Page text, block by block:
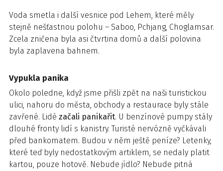
Voda smetla i další vesnice pod Lehem, které měly
stejně nešťastnou polohu – Saboo, Pchjang, Choglamsar.
Zcela zničena byla asi čtvrtina domů a další polovina
byla zaplavena bahnem.
Vypukla panika
Okolo poledne, když jsme přišli zpět na naši turistickou
ulici, nahoru do města, obchody a restaurace byly stále
zavřené. Lidé začali panikařit. U benzínové pumpy stály
dlouhé fronty lidí s kanistry. Turisté nervózně vyčkávali
před bankomatem. Budou v něm ještě peníze? Letenky,
které teď byly nedostatkovým artiklem, se nedaly platit
kartou, pouze hotově. Nebude jídlo? Nebude pitná